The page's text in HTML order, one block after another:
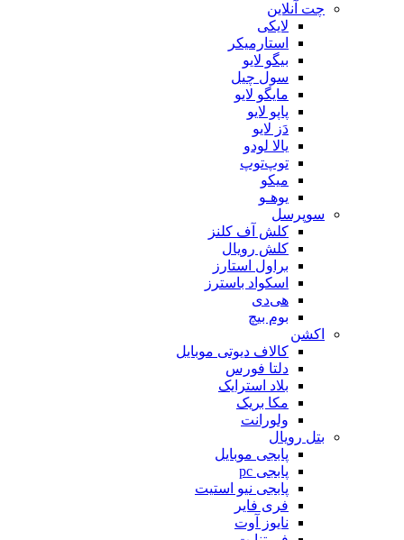
چت آنلاین
لایکی
استارمیکر
بیگو لایو
سول چیل
مایگو لایو
پاپو لایو
دَز لایو
یالا لودو
توپ‌توپ
میکو
یوهـو
سوپرسل
کلش آف کلنز
کلش رویال
براول استارز
اسکواد باسترز
هی‌دی
بوم بیچ
اکشن
کالاف دیوتی موبایل
دلتا فورس
بلاد استرایک
مکا بریک
ولورانت
بتل رویال
پابجی موبایل
پابجی pc
پابجی نیو استیت
فری فایر
نایوز آوت